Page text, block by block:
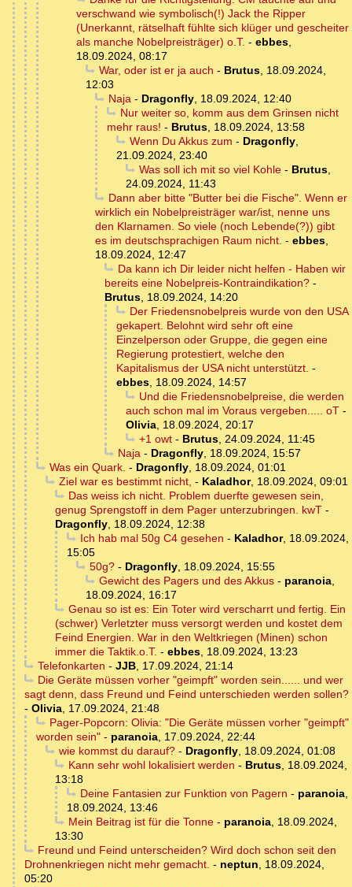
verschwand wie symbolisch(!) Jack the Ripper
(Unerkannt, rätselhaft fühlte sich klüger und gescheiter
als manche Nobelpreisträger) o.T. - ebbes,
18.09.2024, 08:17
War, oder ist er ja auch - Brutus, 18.09.2024,
12:03
Naja- Dragonfly, 18.09.2024, 12:40
Nur weiter so, komm aus dem Grinsen nicht
mehr raus! - Brutus, 18.09.2024, 13:58
Wenn Du Akkus zum - Dragonfly,
21.09.2024, 23:40
Was soll ich mit so viel Kohle- Brutus,
24.09.2024, 11:43
Dann aber bitte "Butter bei die Fische". Wenn er
wirklich ein Nobelpreisträger war/ist, nenne uns
den Klarnamen. So viele (noch Lebende(?)) gibt
es im deutschsprachigen Raum nicht. - ebbes,
18.09.2024, 12:47
Da kann ich Dir leider nicht helfen - Haben wir
bereits eine Nobelpreis-Kontraindikation? -
Brutus, 18.09.2024, 14:20
Der Friedensnobelpreis wurde von den USA
gekapert. Belohnt wird sehr oft eine
Einzelperson oder Gruppe, die gegen eine
Regierung protestiert, welche den
Kapitalismus der USA nicht unterstützt. -
ebbes, 18.09.2024, 14:57
Und die Friedensnobelpreise, die werden
auch schon mal im Voraus vergeben..... oT -
Olivia, 18.09.2024, 20:17
+1 owt- Brutus, 24.09.2024, 11:45
Naja- Dragonfly, 18.09.2024, 15:57
Was ein Quark. - Dragonfly, 18.09.2024, 01:01
Ziel war es bestimmt nicht, - Kaladhor, 18.09.2024, 09:01
Das weiss ich nicht. Problem duerfte gewesen sein,
genug Sprengstoff in dem Pager unterzubringen. kwT -
Dragonfly, 18.09.2024, 12:38
Ich hab mal 50g C4 gesehen - Kaladhor, 18.09.2024,
15:05
50g?- Dragonfly, 18.09.2024, 15:55
Gewicht des Pagers und des Akkus- paranoia,
18.09.2024, 16:17
Genau so ist es: Ein Toter wird verscharrt und fertig. Ein
(schwer) Verletzter muss versorgt werden und kostet dem
Feind Energien. War in den Weltkriegen (Minen) schon
immer die Taktik.o.T. - ebbes, 18.09.2024, 13:23
Telefonkarten - JJB, 17.09.2024, 21:14
Die Geräte müssen vorher "geimpft" worden sein...... und wer
sagt denn, dass Freund und Feind unterschieden werden sollen?
- Olivia, 17.09.2024, 21:48
Pager-Popcorn: Olivia: "Die Geräte müssen vorher "geimpft"
worden sein" - paranoia, 17.09.2024, 22:44
wie kommst du darauf?- Dragonfly, 18.09.2024, 01:08
Kann sehr wohl lokalisiert werden - Brutus, 18.09.2024,
13:18
Deine Fantasien zur Funktion von Pagern - paranoia,
18.09.2024, 13:46
Mein Beitrag ist für die Tonne- paranoia, 18.09.2024,
13:30
Freund und Feind unterscheiden? Wird doch schon seit den
Drohnenkriegen nicht mehr gemacht. - neptun, 18.09.2024,
05:20